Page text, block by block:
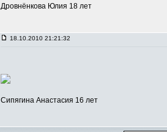
Дровнёнкова Юлия 18 лет
18.10.2010 21:21:32
Сипягина Анастасия 16 лет